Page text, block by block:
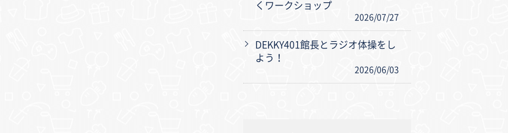
くワークショップ
2026/07/27
DEKKY401館長とラジオ体操をし
よう！
2026/06/03